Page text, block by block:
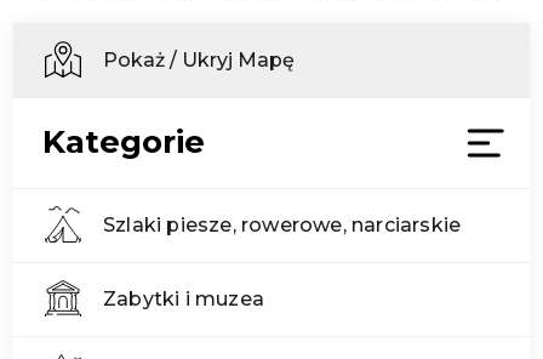
Pokaż / Ukryj Mapę
Kategorie
Szlaki piesze, rowerowe, narciarskie
Zabytki i muzea